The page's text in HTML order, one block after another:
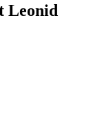
Leonid